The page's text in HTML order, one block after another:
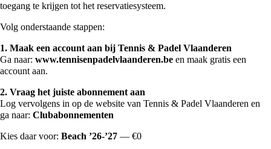
toegang te krijgen tot het reservatiesysteem.
Volg onderstaande stappen:
1. Maak een account aan bij Tennis & Padel Vlaanderen
Ga naar: www.tennisenpadelvlaanderen.be en maak gratis een
account aan.
2. Vraag het juiste abonnement aan
Log vervolgens in op de website van Tennis & Padel Vlaanderen en
ga naar: Clubabonnementen
Kies daar voor: Beach ’26-’27 — €0